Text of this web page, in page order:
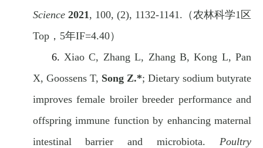
Science 2021, 100, (2), 1132-1141. （农林科学1 区
Top， 5年IF=4.40）
6. Xiao C, Zhang L, Zhang B, Kong L, Pan
X, Goossens T, Song Z.*; Dietary sodium butyrate
improves female broiler breeder performance and
offspring immune function by enhancing maternal
intestinal barrier and microbiota.Poultry